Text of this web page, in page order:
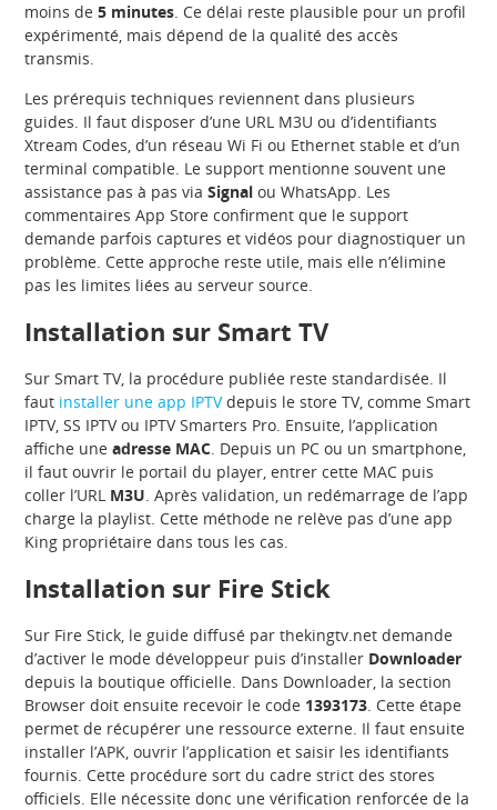
moins de5 minutes. Ce délai reste plausible pour un profil
expérimenté, mais dépend de la qualité des accès
transmis.
Les prérequis techniques reviennent dans plusieurs
guides. Il faut disposer d’une URL M3U ou d’identifiants
Xtream Codes, d’un réseau Wi Fi ou Ethernet stable et d’un
terminal compatible. Le support mentionne souvent une
assistance pas à pas viaSignal ou WhatsApp. Les
commentaires App Store confirment que le support
demande parfois captures et vidéos pour diagnostiquer un
problème. Cette approche reste utile, mais elle n’élimine
pas les limites liées au serveur source.
Installation sur Smart TV
Sur Smart TV, la procédure publiée reste standardisée. Il
faut installer une app IPTVdepuis le store TV, comme Smart
IPTV, SS IPTV ou IPTV Smarters Pro. Ensuite, l’application
affiche uneadresse MAC. Depuis un PC ou un smartphone,
il faut ouvrir le portail du player, entrer cette MAC puis
coller l’URL M3U. Après validation, un redémarrage de l’app
charge la playlist. Cette méthode ne relève pas d’une app
King propriétaire dans tous les cas.
Installation sur Fire Stick
Sur Fire Stick, le guide diffusé par thekingtv.net demande
d’activer le mode développeur puis d’installer Downloader
depuis la boutique officielle. Dans Downloader, la section
Browser doit ensuite recevoir le code 1393173. Cette étape
permet de récupérer une ressource externe. Il faut ensuite
installer l’APK, ouvrir l’application et saisir les identifiants
fournis. Cette procédure sort du cadre strict des stores
officiels. Elle nécessite donc une vérification renforcée de la